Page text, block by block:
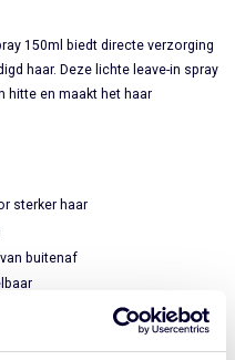
150ml biedt directe verzorging
haar. Deze lichte leave-in spray
hitte en maakt het haar
sterker haar
buitenaf